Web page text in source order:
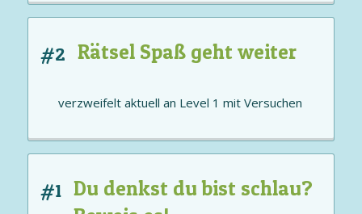
#2 Rätsel Spaß geht weiter
verzweifelt aktuell an Level 1 mitVersuchen
#1 Du denkst du bist schlau?